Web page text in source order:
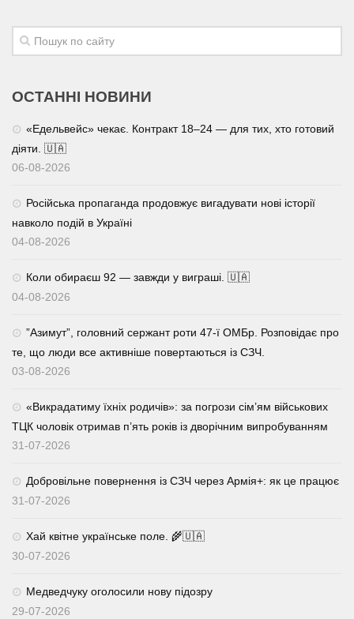
ОСТАННІ НОВИНИ
«Едельвейс» чекає. Контракт 18–24 — для тих, хто готовий
діяти. 🇺🇦
06-08-2026
Російська пропаганда продовжує вигадувати нові історії
навколо подій в Україні
04-08-2026
Коли обираєш 92 — завжди у виграші. 🇺🇦
04-08-2026
⁨”Азимут”, головний сержант роти 47-ї ОМБр. Розповідає про
те, що люди все активніше повертаються із СЗЧ.
03-08-2026
«Викрадатиму їхніх родичів»: за погрози сім’ям військових
ТЦК чоловік отримав п’ять років із дворічним випробуванням
31-07-2026
Добровільне повернення із СЗЧ через Армія+: як це працює
31-07-2026
Хай квітне українське поле. 🌾🇺🇦
30-07-2026
Медведчуку оголосили нову підозру
29-07-2026